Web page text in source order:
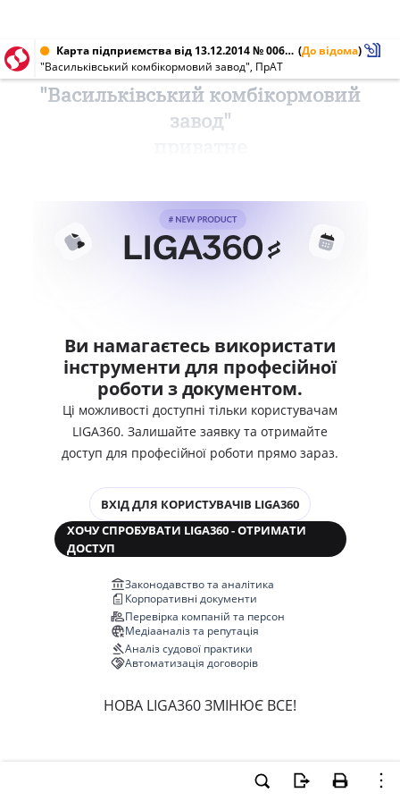
Карта підприємства від 13.12.2014 № 00687942 (До відома)
"Васильківський комбікормовий завод", ПрАТ
"Васильківський комбікормовий
завод"
Ви намагаєтесь використати
інструменти для професійної
роботи з документом.
Ці можливості доступні тільки користувачам
LIGA360. Залишайте заявку та отримайте
доступ для професійної роботи прямо зараз.
ВХІД ДЛЯ КОРИСТУВАЧІВ LIGA360
ХОЧУ СПРОБУВАТИ LIGA360 - ОТРИМАТИ
ДОСТУП
Законодавство та аналітика
Корпоративні документи
Перевірка компаній та персон
Медіааналіз та репутація
Аналіз судової практики
Автоматизація договорів
НОВА LIGA360 ЗМІНЮЄ ВСЕ!